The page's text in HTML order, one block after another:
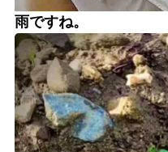
雨ですね。